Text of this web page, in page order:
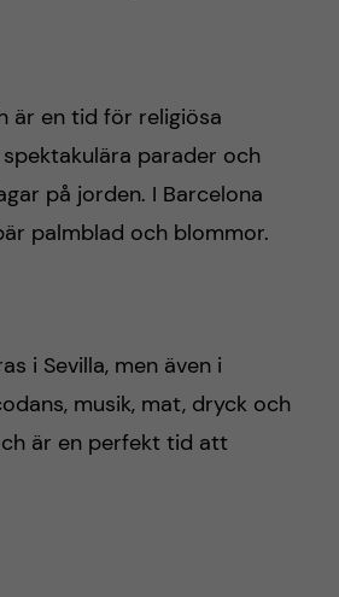
är en tid för religiösa
parader och
på jorden. I Barcelona
palmblad och blommor.
i Sevilla, men även i
musik, mat, dryck och
är en perfekt tid att